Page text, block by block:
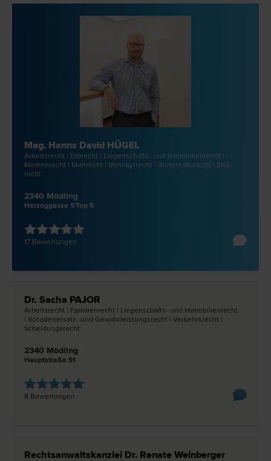
Mag. Hanns David HÜGEL
Arbeits­recht | Erb­recht | Liegenschafts- und Immobilien­recht |
Medien­recht | Miet­recht | Vertrags­recht | Wirtschafts­recht | Zivil­
recht
2340 Mödling
Herzoggasse 1/Top 5
17 Bewertungen
Dr. Sacha PAJOR
Arbeits­recht | Familien­recht | Liegenschafts- und Immobilien­recht
| Schadenersatz- und Gewährleistungs­recht | Verkehrs­recht |
Scheidungs­recht
2340 Mödling
Hauptstraße 51
8 Bewertungen
Rechtsanwaltskanzlei Dr. Renate Weinberger